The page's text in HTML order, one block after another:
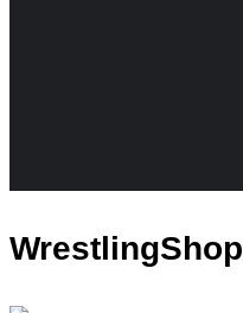
WrestlingShop